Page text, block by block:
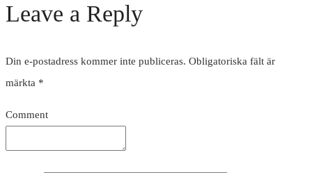
Leave a Reply
Din e-postadress kommer inte publiceras. Obligatoriska fält är
märkta *
Comment